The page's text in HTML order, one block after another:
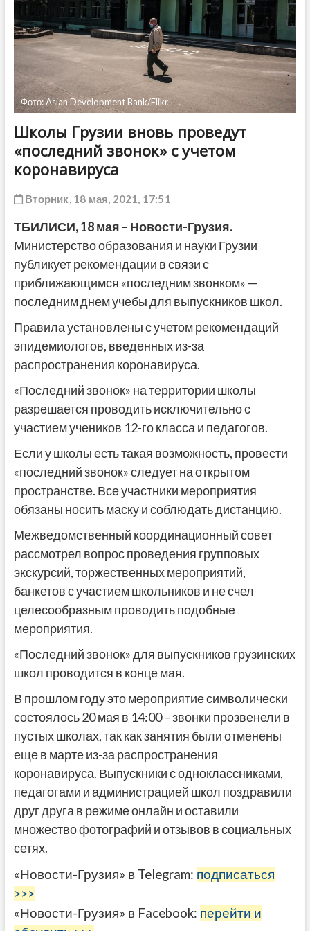
Фото: Asian Development Bank/Flikr
Школы Грузии вновь проведут
«последний звонок» с учетом
коронавируса
Вторник, 18 мая, 2021, 17:51
ТБИЛИСИ,18 мая – Новости-Грузия.
Министерство образования и науки Грузии
публикует рекомендации в связи с
приближающимся «последним звонком» —
последним днем учебы для выпускников школ.
Правила установлены с учетом рекомендаций
эпидемиологов, введенных из-за
распространения коронавируса.
«Последний звонок» на территории школы
разрешается проводить исключительно с
участием учеников 12-го класса и педагогов.
Если у школы есть такая возможность, провести
«последний звонок» следует на открытом
пространстве. Все участники мероприятия
обязаны носить маску и соблюдать дистанцию.
Межведомственный координационный совет
рассмотрел вопрос проведения групповых
экскурсий, торжественных мероприятий,
банкетов с участием школьников и не счел
целесообразным проводить подобные
мероприятия.
«Последний звонок» для выпускников грузинских
школ проводится в конце мая.
В прошлом году это мероприятие символически
состоялось 20 мая в 14:00 – звонки прозвенели в
пустых школах, так как занятия были отменены
еще в марте из-за распространения
коронавируса. Выпускники с одноклассниками,
педагогами и администрацией школ поздравили
друг друга в режиме онлайн и оставили
множество фотографий и отзывов в социальных
сетях.
«Новости-Грузия» в Telegram: подписаться
>>>
«Новости-Грузия» в Facebook: перейти и